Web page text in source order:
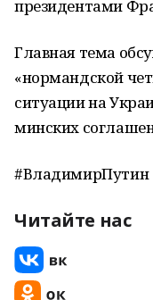
президентами
Главная тема
«нормандской
ситуации на
минских
#ВладимирПутин
Читайте нас